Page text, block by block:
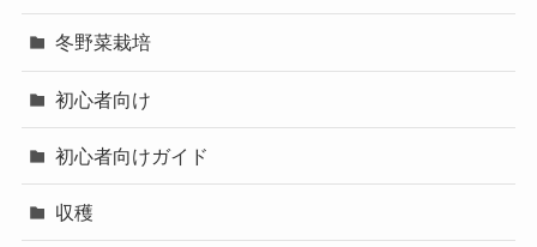
冬野菜栽培
初心者向け
初心者向けガイド
収穫